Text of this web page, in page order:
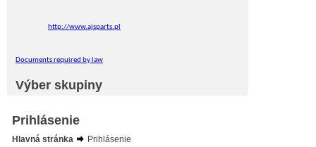
http://www.ajsparts.pl
Documents required by law
Výber skupiny
Prihlásenie
Hlavná stránka
Prihlásenie